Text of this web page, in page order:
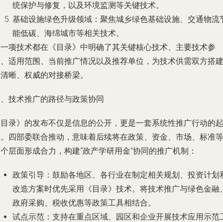
统保护与修复，以及环境监测等关键技术。
基础设施绿色升级领域 ：聚焦城乡绿色基础设施、交通物流
能低碳、海绵城市等相关技术。
项技术都在《目录》中明确了其关键核心技术、主要技术参
适用范围、当前推广情况以及推荐单位，为技术供需双方搭建
晰、权威的对接桥梁。
技术推广的路径与政策协同
录》的发布不仅是信息的公开，更是一套系统性推广行动的起
四部委联合推动，意味着后续将在政策、资金、市场、标准等
层面形成合力，构建“政产学研用金”协同的推广机制：
政策引导 ：鼓励各地区、各行业在制定相关规划、投资计划
改造方案时优先采用《目录》技术。将技术推广与绿色金融
政府采购、税收优惠等政策工具相结合。
试点示范 ：支持在重点区域、园区和企业开展技术应用示范